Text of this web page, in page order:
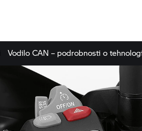
Vodilo CAN – podrobnosti o